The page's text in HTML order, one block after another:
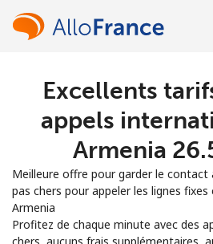
Vous avez déjà un compte?
S'enregistrer
Excellents
appels
Armenia
Meilleure offre pour garder le
pas chers pour appeler les lignes
Armenia
Profitez de chaque minute avec des